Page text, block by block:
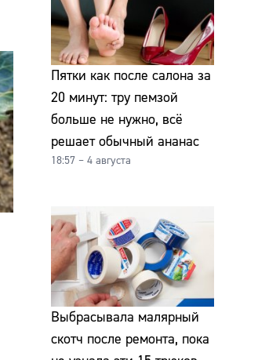
Пятки как после салона за
20 минут: тру пемзой
больше не нужно, всё
решает обычный ананас
18:57 – 4 августа
Выбрасывала малярный
скотч после ремонта, пока